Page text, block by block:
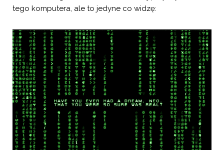
tego komputera, ale to jedyne co widzę: